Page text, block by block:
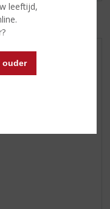
leeftijd,
ouder